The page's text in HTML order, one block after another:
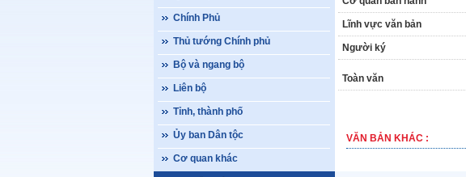
Chính Phủ
Thủ tướng Chính phủ
Bộ và ngang bộ
Liên bộ
Tỉnh, thành phố
Ủy ban Dân tộc
Cơ quan khác
Lĩnh vực văn bản
Người ký
Toàn văn
VĂN BẢN KHÁC :